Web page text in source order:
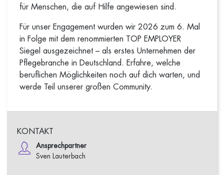
für Menschen, die auf Hilfe angewiesen sind.
Für unser Engagement wurden wir 2026 zum 6. Mal
in Folge mit dem renommierten TOP EMPLOYER
Siegel ausgezeichnet – als erstes Unternehmen der
Pflegebranche in Deutschland. Erfahre, welche
beruflichen Möglichkeiten noch auf dich warten, und
werde Teil unserer großen Community.
KONTAKT
Ansprechpartner
Sven Lauterbach